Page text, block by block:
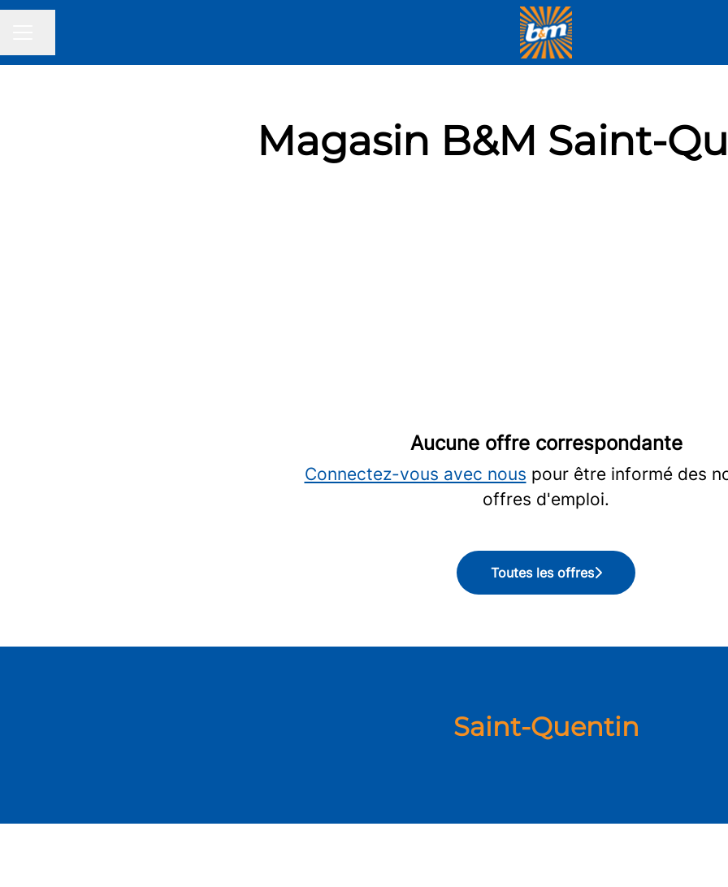
Magasin B&M Saint-
Aucune offre correspondante
Connectez-vous avec nous pour être informé des
offres d'emploi.
Toutes les offres
Saint-Quentin